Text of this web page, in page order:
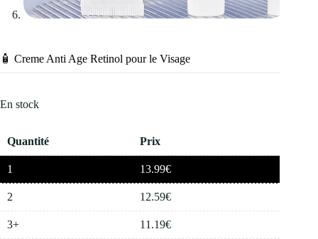
🧴 Creme Anti Age Retinol pour le Visage
En stock
Quantité Prix
1 13.99€
2 12.59€
3+ 11.19€